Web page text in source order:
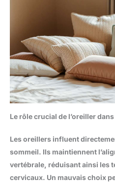
Le rôle crucial de l’oreiller
Lesoreillers influent
sommeil. Ils maintiennent
vertébrale, réduisant ainsi les
cervicaux. Un mauvais choix